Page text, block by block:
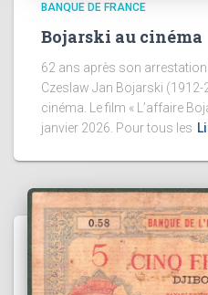
BANQUE DE FRANCE
Bojarski au cinéma
62 ans après son arrestation
Czeslaw Jan Bojarski (1912-
cinéma. Le film « L’affaire
janvier 2026. Pour tous les